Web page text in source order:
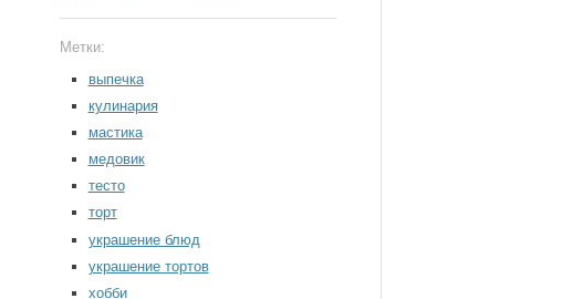
Метки:
выпечка
кулинария
мастика
медовик
тесто
торт
украшение блюд
украшение тортов
хобби